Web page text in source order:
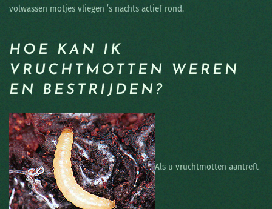
volwassen motjes vliegen ’s nachts actief rond.
HOE KAN IK
VRUCHTMOTTEN WEREN
EN BESTRIJDEN?
Als u vruchtmotten aantreft